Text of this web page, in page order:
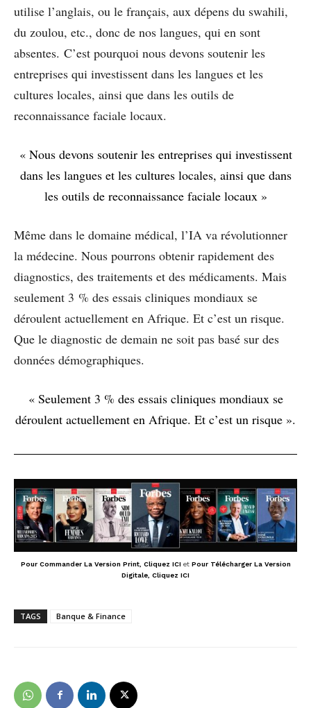
utilise l’anglais, ou le français, aux dépens du swahili,
du zoulou, etc., donc de nos langues, qui en sont
absentes. C’est pourquoi nous devons soutenir les
entreprises qui investissent dans les langues et les
cultures locales, ainsi que dans les outils de
reconnaissance faciale locaux.
« Nous devons soutenir les entreprises qui investissent
dans les langues et les cultures locales, ainsi que dans
les outils de reconnaissance faciale locaux »
Même dans le domaine médical, l’IA va révolutionner
la médecine. Nous pourrons obtenir rapidement des
diagnostics, des traitements et des médicaments. Mais
seulement 3 % des essais cliniques mondiaux se
déroulent actuellement en Afrique. Et c’est un risque.
Que le diagnostic de demain ne soit pas basé sur des
données démographiques.
« Seulement 3 % des essais cliniques mondiaux se
déroulent actuellement en Afrique. Et c’est un risque ».
Pour Commander La Version Print, Cliquez ICI et Pour Télécharger La Version
Digitale, Cliquez ICI
TAGS Banque & Finance